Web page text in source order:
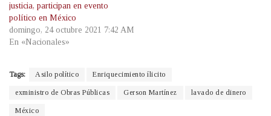
justicia, participan en evento
político en México
domingo, 24 octubre 2021 7:42 AM
En «Nacionales»
Tags: Asilo político Enriquecimiento ílicito
exministro de Obras Públicas Gerson Martínez lavado de dinero
México